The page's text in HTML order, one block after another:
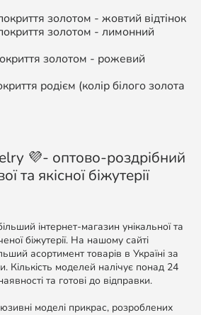
золотом - жовтий відтінок
золотом - лимонний
золотом - рожевий
родієм (колір білого золота
💜- оптово-роздрібний
та якісної біжутерії
інтернет-магазин унікальної та
біжутерії. На нашому сайті
асортимент товарів в Україні за
Кількість моделей налічує понад 24
та готові до відправки.
моделі прикрас, розроблених